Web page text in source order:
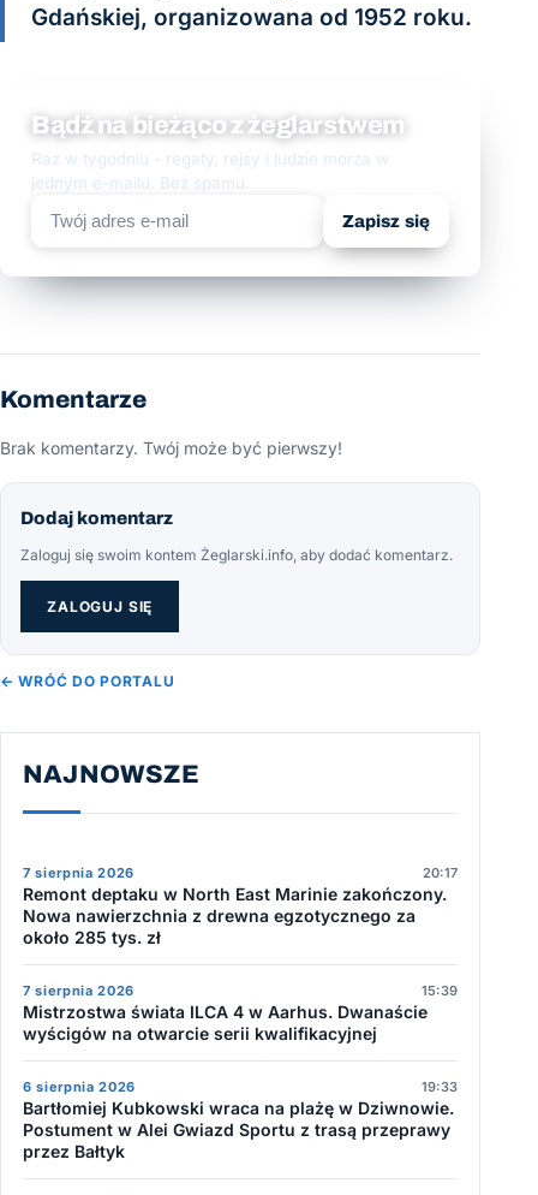
Gdańskiej, organizowana od 1952 roku.
Bądź na bieżąco z żeglarstwem
Raz w tygodniu - regaty, rejsy i ludzie morza w
jednym e-mailu. Bez spamu.
Zapisz się
Komentarze
Brak komentarzy. Twój może być pierwszy!
Dodaj komentarz
Zaloguj się swoim kontem Żeglarski.info, aby dodać komentarz.
ZALOGUJ SIĘ
← WRÓĆ DO PORTALU
NAJNOWSZE
7 sierpnia 2026 20:17
Remont deptaku w North East Marinie zakończony.
Nowa nawierzchnia z drewna egzotycznego za
około 285 tys. zł
7 sierpnia 2026 15:39
Mistrzostwa świata ILCA 4 w Aarhus. Dwanaście
wyścigów na otwarcie serii kwalifikacyjnej
6 sierpnia 2026 19:33
Bartłomiej Kubkowski wraca na plażę w Dziwnowie.
Postument w Alei Gwiazd Sportu z trasą przeprawy
przez Bałtyk